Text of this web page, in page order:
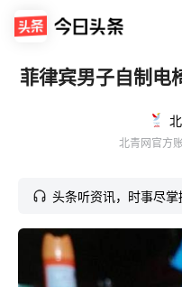
菲律宾男子自制电
北青网官方
头条听资讯，时事尽掌